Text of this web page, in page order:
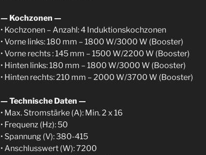
— Kochzonen —
• Kochzonen – Anzahl: 4 Induktionskochzonen
• Vorne links: 180 mm – 1800 W/3000 W (Booster)
• Vorne rechts : 145 mm – 1500 W/2200 W (Booster)
• Hinten links: 180 mm – 1800 W/3000 W (Booster)
• Hinten rechts: 210 mm – 2000 W/3700 W (Booster)
— Technische Daten —
• Max. Stromstärke (A): Min. 2 x 16
• Frequenz (Hz): 50
• Spannung (V): 380-415
• Anschlusswert (W): 7200